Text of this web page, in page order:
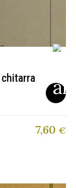
7,60 €